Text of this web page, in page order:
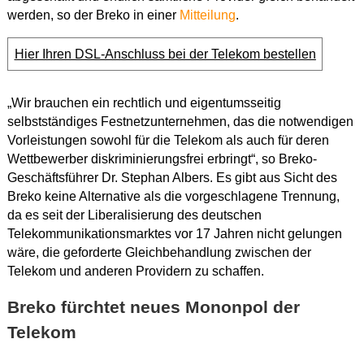
werden, so der Breko in einer Mitteilung.
Hier Ihren DSL-Anschluss bei der Telekom bestellen
„Wir brauchen ein rechtlich und eigentumsseitig
selbstständiges Festnetzunternehmen, das die notwendigen
Vorleistungen sowohl für die Telekom als auch für deren
Wettbewerber diskriminierungsfrei erbringt“, so Breko-
Geschäftsführer Dr. Stephan Albers. Es gibt aus Sicht des
Breko keine Alternative als die vorgeschlagene Trennung,
da es seit der Liberalisierung des deutschen
Telekommunikationsmarktes vor 17 Jahren nicht gelungen
wäre, die geforderte Gleichbehandlung zwischen der
Telekom und anderen Providern zu schaffen.
Breko fürchtet neues Mononpol der
Telekom